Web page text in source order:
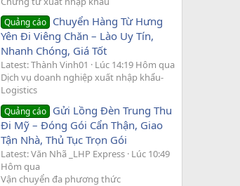
Quảng cáo Chuyển Hàng Từ Hưng
Yên Đi Viêng Chăn – Lào Uy Tín,
Nhanh Chóng, Giá Tốt
Latest: Thành Vinh01
Lúc 14:19 Hôm qua
Dịch vụ doanh nghiệp xuất nhập khẩu-
Logistics
Quảng cáo Gửi Lồng Đèn Trung Thu
Đi Mỹ – Đóng Gói Cẩn Thận, Giao
Tận Nhà, Thủ Tục Trọn Gói
Latest: Văn Nhã _LHP Express Lúc 10:49
Hôm qua
Vận chuyển đa phương thức